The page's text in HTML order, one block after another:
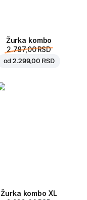
Žurka kombo
2.787,00 RSD
od2.299,00 RSD
Žurka kombo XL